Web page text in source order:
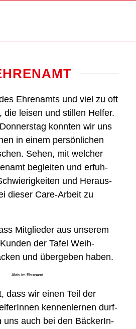
Ehren­amts und viel zu oft
die lei­sen und stil­len Hel­fer.
konn­ten wir uns
in einem per­sön­li­chen
Sehen, mit wel­cher
beglei­ten und erfuh­
und Her­aus­
die­ser Care-Arbeit zu
Mit­glie­der aus unse­rem
der Tafel Weih­
und über­ge­ben haben.
dass wir einen Teil der
ken­nen­ler­nen durf­
uns auch bei den Bäcke­rIn­